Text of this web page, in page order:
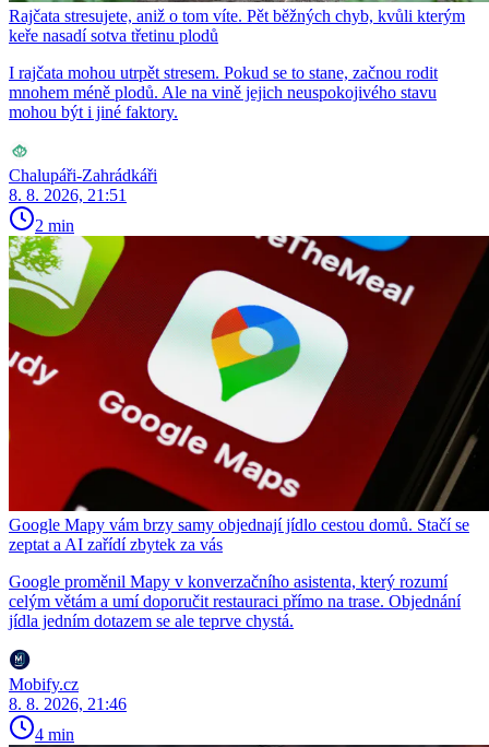
Rajčata stresujete, aniž o tom víte. Pět běžných chyb, kvůli kterým
keře nasadí sotva třetinu plodů
I rajčata mohou utrpět stresem. Pokud se to stane, začnou rodit
mnohem méně plodů. Ale na vině jejich neuspokojivého stavu
mohou být i jiné faktory.
Chalupáři-Zahrádkáři
8. 8. 2026, 21:51
2 min
Google Mapy vám brzy samy objednají jídlo cestou domů. Stačí se
zeptat a AI zařídí zbytek za vás
Google proměnil Mapy v konverzačního asistenta, který rozumí
celým větám a umí doporučit restauraci přímo na trase. Objednání
jídla jedním dotazem se ale teprve chystá.
Mobify.cz
8. 8. 2026, 21:46
4 min